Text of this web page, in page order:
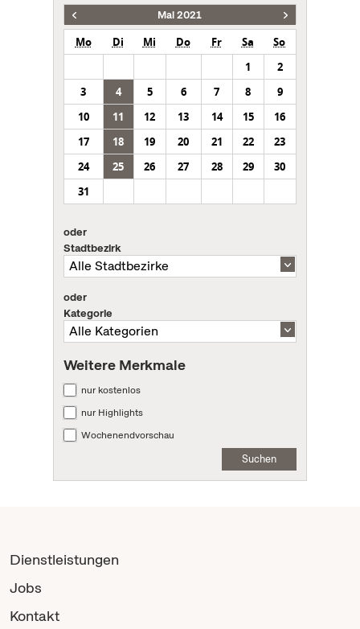
Mai 2021
Mo Di Mi Do Fr Sa
So
1
2
3
4 5 6 7 8
9
10
11 12 13 14 15
16
17
18 19 20 21 22
23
24
25 26 27 28 29
30
31
oder
Stadtbezirk
oder
Kategorie
Weitere Merkmale
nur kostenlos
nur Highlights
Wochenendvorschau
Suchen
Dienstleistungen
Jobs
Kontakt